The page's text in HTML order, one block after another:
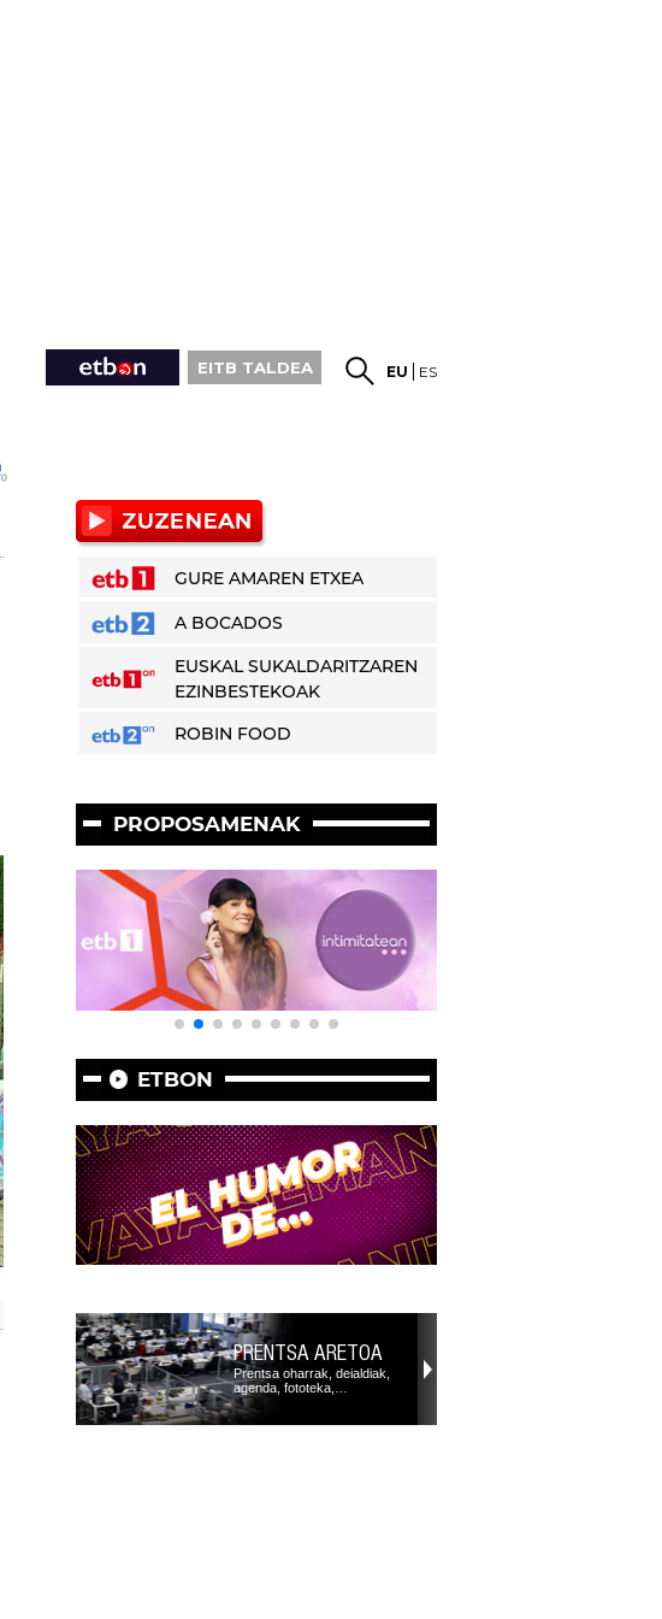
EITB TALDEA EU ES
GURE AMAREN ETXEA
A BOCADOS
EUSKAL SUKALDARITZAREN
EZINBESTEKOAK
ROBIN FOOD
PROPOSAMENAK
ETBON
PRENTSA ARETOA
Prentsa oharrak, deialdiak,
agenda, fototeka,…